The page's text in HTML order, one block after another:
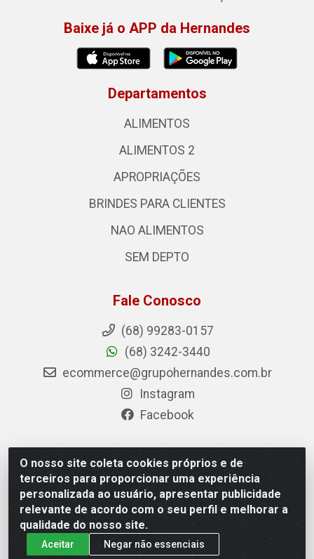
O nosso site coleta cookies próprios e de
terceiros para proporcionar uma experiência
personalizada ao usuário, apresentar publicidade
relevante de acordo com o seu perfil e melhorar a
qualidade do nosso site.
Aceitar Negar não essenciais
Baixe já o APP da Hernandes
Departamentos
ALIMENTOS
ALIMENTOS 2
APROPRIAÇÕES
BRINDES PARA CLIENTES
NAO ALIMENTOS
SEM DEPTO
Fale Conosco
(68) 99283-0157
(68) 3242-3440
ecommerce@grupohernandes.com.br
Instagram
Facebook
Hernandes - Atacado e Distribuições - Rodovia
Transacreana, 2155 - Floresta Sul, Rio Branco/AC - CEP
69.912-290 - CNPJ 12.996.556/0001-69